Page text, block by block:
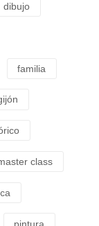
dibujo
familia
class
pintura